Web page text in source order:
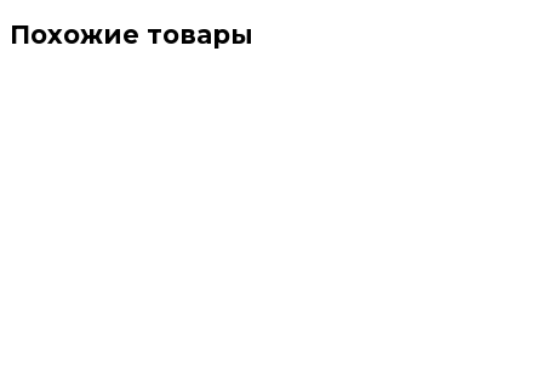
Похожие товары